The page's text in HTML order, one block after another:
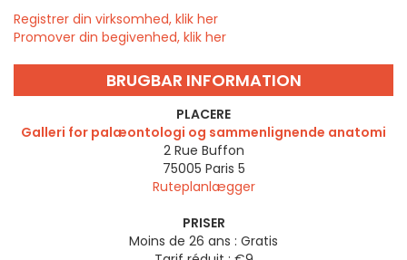
Registrer din virksomhed, klik her
Promover din begivenhed, klik her
BRUGBAR INFORMATION
PLACERE
Galleri for palæontologi og sammenlignende anatomi
2 Rue Buffon
75005 Paris 5
Ruteplanlægger
PRISER
Moins de 26 ans : Gratis